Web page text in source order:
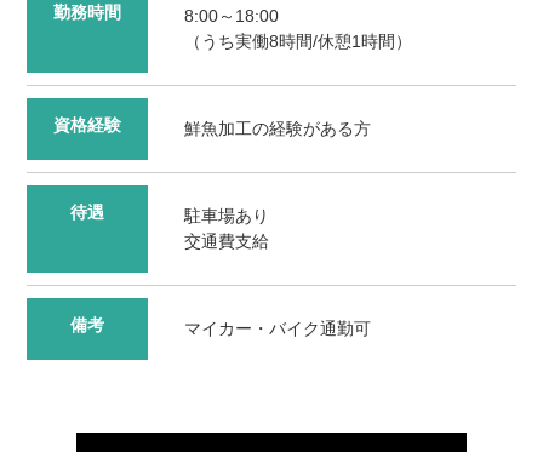
勤務時間
8:00～18:00
（うち実働8時間/休憩1時間）
資格経験 鮮魚加工の経験がある方
待遇
駐車場あり
交通費支給
備考 マイカー・バイク通勤可